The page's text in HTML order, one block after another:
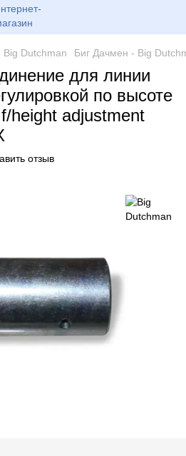
Dutchman Биг Дачмен - Big
для линии
по высоте
height adjustment
отзыв